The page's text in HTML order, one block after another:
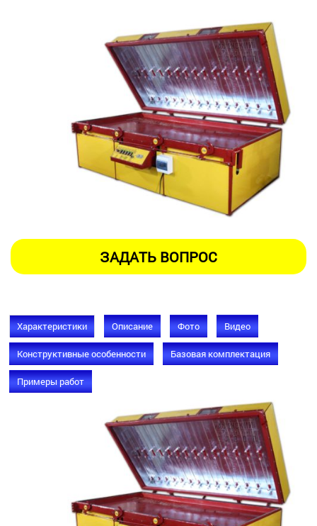
Характеристики Описание Фото Видео
Конструктивные особенности Базовая комплектация
Примеры работ